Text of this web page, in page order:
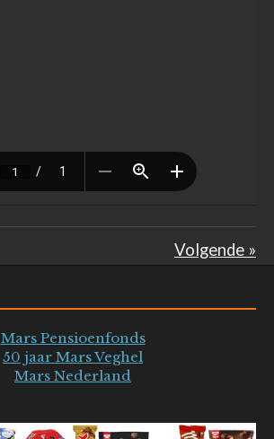
Volgende »
Mars Pensioenfonds
50 jaar Mars Veghel
Mars Nederland